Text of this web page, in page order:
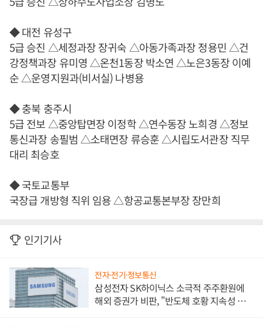
◆ 대전 유성구
5급 승진 △세정과장 장귀숙 △아동가족과장 정용민 △건
강정책과장 유미영 △온천1동장 박소연 △노은3동장 이예
순 △운영지원과(비서실) 나병용
◆ 충북 충주시
5급 전보 △중앙탑면장 이정학 △연수동장 노희경 △정보
통신과장 송필범 △소태면장 류승훈 △시립도서관장 직무
대리 최승호
◆ 국토교통부
국장급 개방형 직위 임용 △항공교통본부장 장만희
인기기사
전자·전기·정보통신
삼성전자 SK하이닉스 소극적 주주환원에
해외 증권가 비판, "반도체 호황 지속성 의